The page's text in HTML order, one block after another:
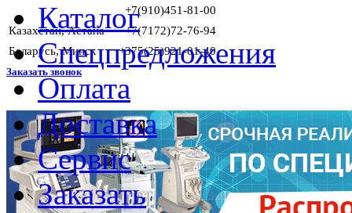
+7(910)451-81-00
Казахстан, Астана
+7(7172)72-76-94
Беларусь, Минск
+375(25)921-01-40
Заказать звонок
Каталог
Спецпредложения
Оплата
Доставка
Сервис
Заказать